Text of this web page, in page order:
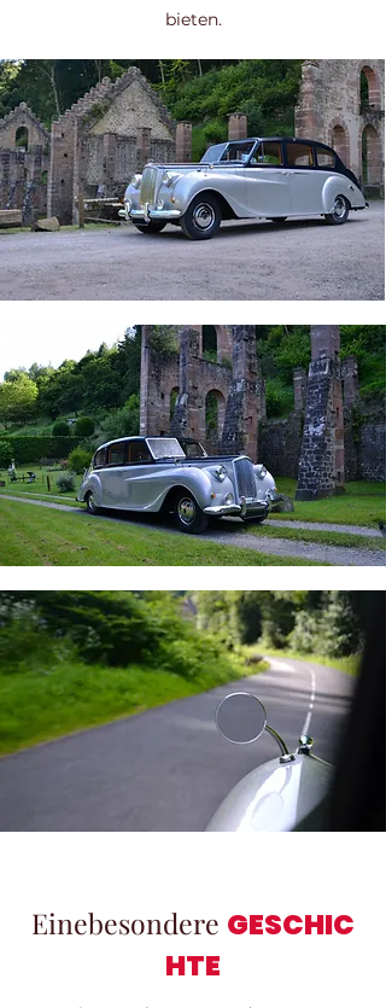
bieten.
Einebesondere GESCHIC
HTE